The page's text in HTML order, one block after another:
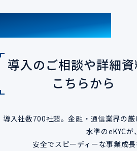
CONTACT
導入のご相談や詳細
こちらから
導入社数700社超。金融・通信業界の
水準のeKYCが、
安全でスピーディーな事業成長